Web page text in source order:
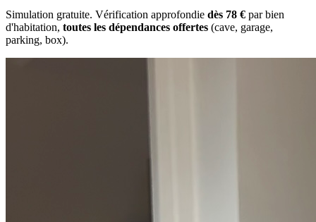
Simulation gratuite. Vérification approfondie dès 78 € par bien
d'habitation, toutes les dépendances offertes (cave, garage,
parking, box).